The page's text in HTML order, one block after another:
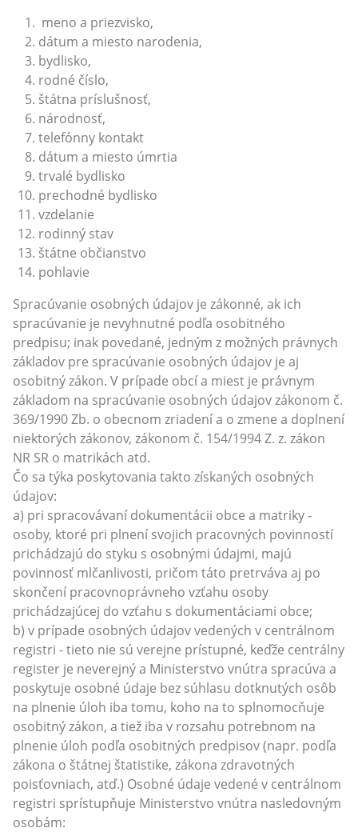
meno a priezvisko,
dátum a miesto narodenia,
bydlisko,
rodné číslo,
štátna príslušnosť,
národnosť,
telefónny kontakt
dátum a miesto úmrtia
trvalé bydlisko
prechodné bydlisko
vzdelanie
rodinný stav
štátne občianstvo
pohlavie
Spracúvanie osobných údajov je zákonné, ak ich
spracúvanie je nevyhnutné podľa osobitného
predpisu; inak povedané, jedným z možných právnych
základov pre spracúvanie osobných údajov je aj
osobitný zákon. V prípade obcí a miest je právnym
základom na spracúvanie osobných údajov zákonom č.
369/1990 Zb. o obecnom zriadení a o zmene a doplnení
niektorých zákonov, zákonom č. 154/1994 Z. z. zákon
NR SR o matrikách atd.
Čo sa týka poskytovania takto získaných osobných
údajov:
a) pri spracovávaní dokumentácii obce a matriky -
osoby, ktoré pri plnení svojich pracovných povinností
prichádzajú do styku s osobnými údajmi, majú
povinnosť mlčanlivosti, pričom táto pretrváva aj po
skončení pracovnoprávneho vzťahu osoby
prichádzajúcej do vzťahu s dokumentáciami obce;
b) v prípade osobných údajov vedených v centrálnom
registri - tieto nie sú verejne prístupné, keďže centrálny
register je neverejný a Ministerstvo vnútra spracúva a
poskytuje osobné údaje bez súhlasu dotknutých osôb
na plnenie úloh iba tomu, koho na to splnomocňuje
osobitný zákon, a tiež iba v rozsahu potrebnom na
plnenie úloh podľa osobitných predpisov (napr. podľa
zákona o štátnej štatistike, zákona zdravotných
poisťovniach, atď.) Osobné údaje vedené v centrálnom
registri sprístupňuje Ministerstvo vnútra nasledovným
osobám: